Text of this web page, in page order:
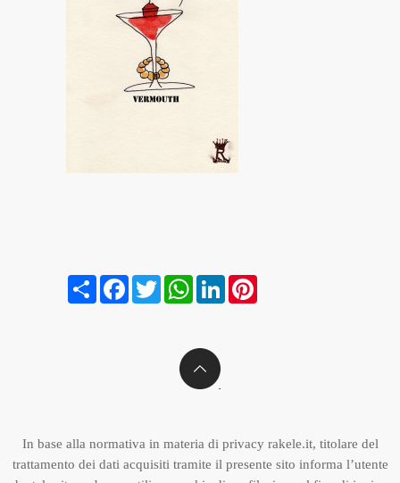
CondividiFacebookTwitter WhatsAppLinkedIn
In base alla normativa in materia di privacy rakele.it, titolare del
trattamento dei dati acquisiti tramite il presente sito informa l’utente